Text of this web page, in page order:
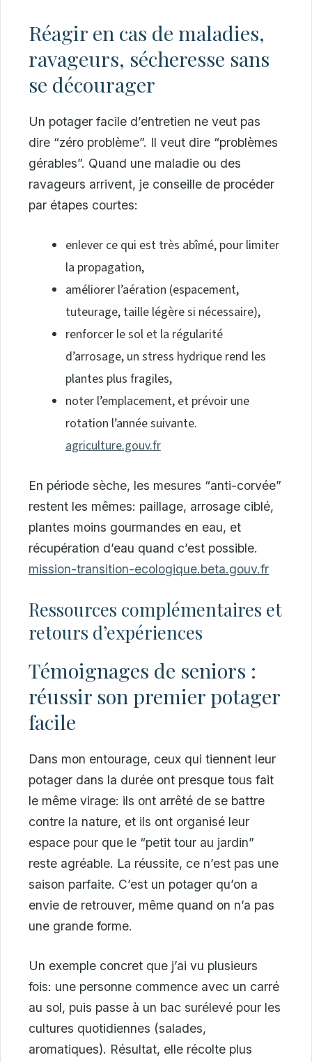
Réagir en cas de maladies,
ravageurs, sécheresse sans
se décourager
Un potager facile d’entretien ne veut pas
dire “zéro problème”. Il veut dire “problèmes
gérables”. Quand une maladie ou des
ravageurs arrivent, je conseille de procéder
par étapes courtes:
enlever ce qui est très abîmé, pour limiter
la propagation,
améliorer l’aération (espacement,
tuteurage, taille légère si nécessaire),
renforcer le sol et la régularité
d’arrosage, un stress hydrique rend les
plantes plus fragiles,
noter l’emplacement, et prévoir une
rotation l’année suivante.
agriculture.gouv.fr
En période sèche, les mesures “anti-corvée”
restent les mêmes: paillage, arrosage ciblé,
plantes moins gourmandes en eau, et
récupération d’eau quand c’est possible.
mission-transition-ecologique.beta.gouv.fr
Ressources complémentaires et
retours d’expériences
Témoignages de seniors :
réussir son premier potager
facile
Dans mon entourage, ceux qui tiennent leur
potager dans la durée ont presque tous fait
le même virage: ils ont arrêté de se battre
contre la nature, et ils ont organisé leur
espace pour que le “petit tour au jardin”
reste agréable. La réussite, ce n’est pas une
saison parfaite. C’est un potager qu’on a
envie de retrouver, même quand on n’a pas
une grande forme.
Un exemple concret que j’ai vu plusieurs
fois: une personne commence avec un carré
au sol, puis passe à un bac surélevé pour les
cultures quotidiennes (salades,
aromatiques). Résultat, elle récolte plus